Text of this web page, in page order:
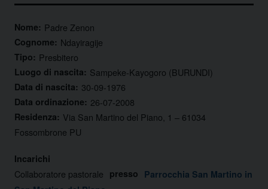
Nome: Padre Zenon
Cognome: Ndayiragije
Tipo: Presbitero
Luogo di nascita: Sampeke-Kayogoro (BURUNDI)
Data di nascita: 30-09-1976
Data ordinazione: 26-07-2008
Residenza: Via San Martino del Piano, 1 – 61034
Fossombrone PU
Incarichi
Collaboratore pastorale presso Parrocchia San Martino in